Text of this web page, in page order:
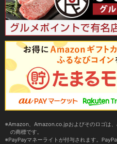
Amazon、Amazon.co.jpおよびそのロゴは
の商標です。
PayPayマネーライトが付与されます。